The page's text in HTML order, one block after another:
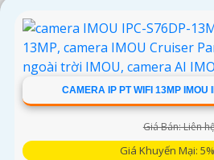
CAMERA IP PT WIFI 13MP IMOU
Giá Bán: Liên
Giá Khuyến Mại: